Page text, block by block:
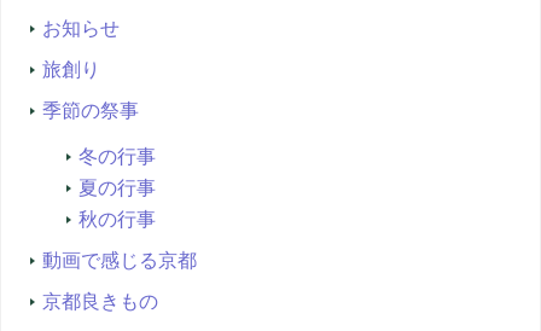
お知らせ
旅創り
季節の祭事
冬の行事
夏の行事
秋の行事
動画で感じる京都
京都良きもの